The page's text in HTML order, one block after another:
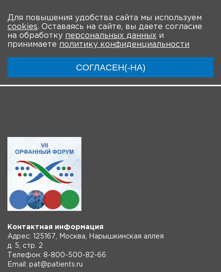
Для повышения удобства сайта мы используем
cookies. Оставаясь на сайте, вы даете согласие
на обработку персональных данных и
принимаете политику конфиденциальности
СОГЛАСЕН(-НА)
О мероприятии Новости Общая информация
Инструкции
Контактная информация
Адрес: 125167, Москва, Нарышкинская аллея
д. 5, стр. 2
Телефон: 8-800-500-82-66
Email: pat@patients.ru